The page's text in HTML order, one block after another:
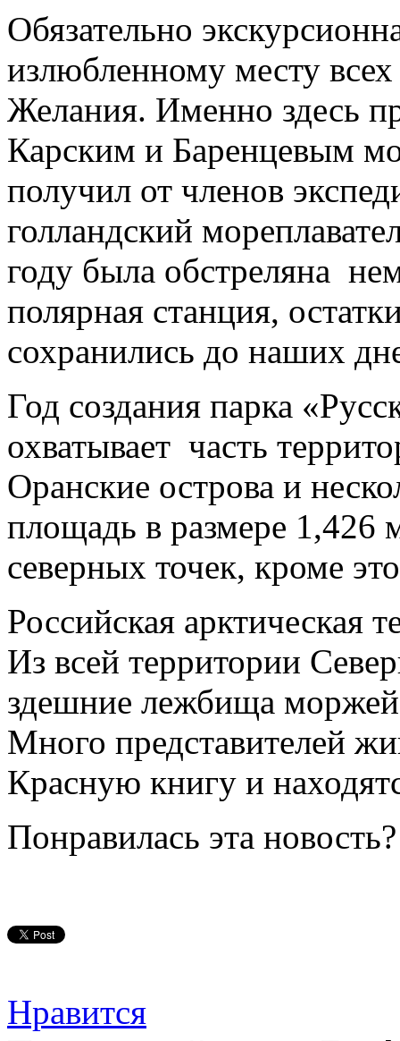
Обязательно
излюбленному месту
Желания. Именно здесь
Карским и Баренцевым
получил от членов
голландский
году была обстреляна
полярная станция,
сохранились до наших
Год создания парка
охватывает часть
Оранские острова и
площадь в размере 1,426
северных точек, кроме
Российская арктическая
Из всей территории
здешние лежбища
Много представителей
Красную книгу и
Понравилась эта
Нравится